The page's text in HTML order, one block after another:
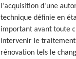
l'acquisition d'une
technique définie en
important avant toute
intervenir le traitement
rénovation tels le